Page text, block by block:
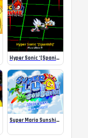
Hyper Sonic ‘[Spanish]’ – Sonic Battle
Super Mario Sunshine N64